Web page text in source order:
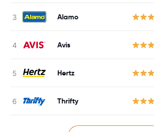
Alamo
Avis
Hertz
Thrifty